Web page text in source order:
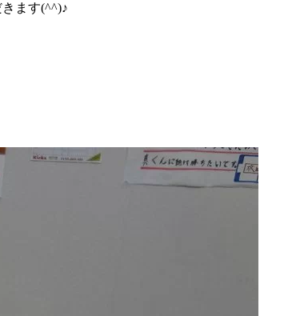
ます(^^)♪